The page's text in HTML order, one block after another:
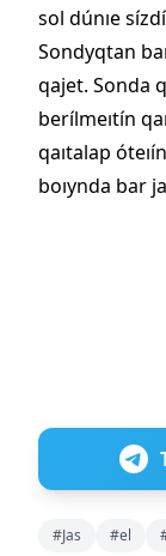
sol dúnıe
Sondyqtan
qajet. Sonda
berílmeıtín
qaıtalap
boıynda bar
#Jas #el